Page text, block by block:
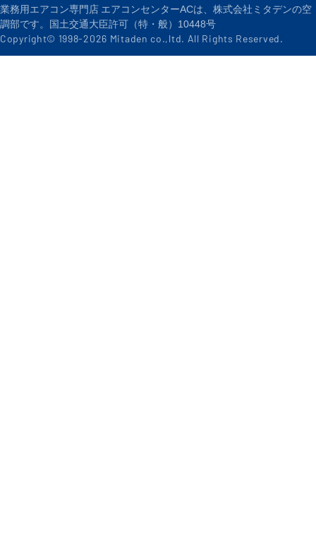
業務用エアコン専門店 エアコンセンターACは、株式会社ミタデンの空
調部です。国土交通大臣許可（特・般）10448号
Copyright© 1998-2026 Mitaden co.,ltd. All Rights Reserved.